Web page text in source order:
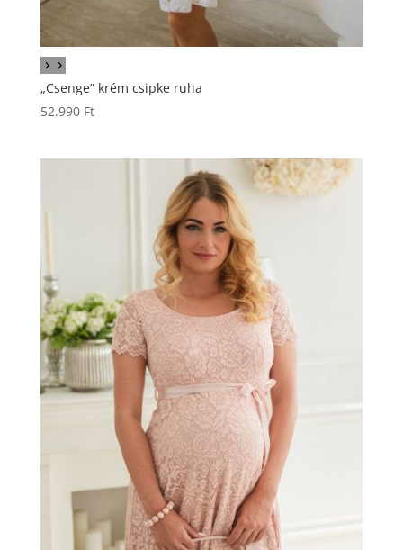
„Csenge” krém csipke ruha
52.990 Ft